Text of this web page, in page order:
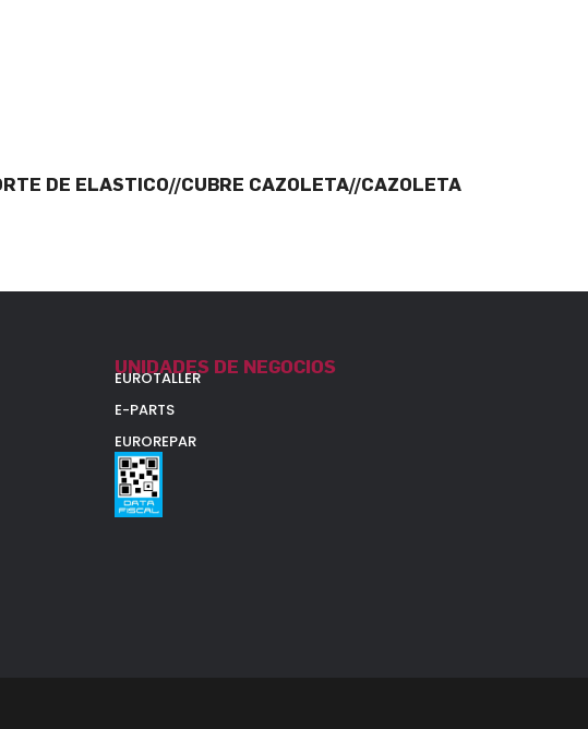
DE ELASTICO//CUBRE CAZOLETA//CAZOLETA
UNIDADES DE NEGOCIOS
EUROTALLER
E-PARTS
EUROREPAR